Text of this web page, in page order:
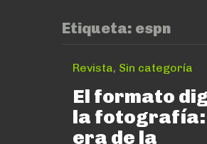
Etiqueta: espn
Revista, Sin categoría
El formato
la fotografía:
era de la